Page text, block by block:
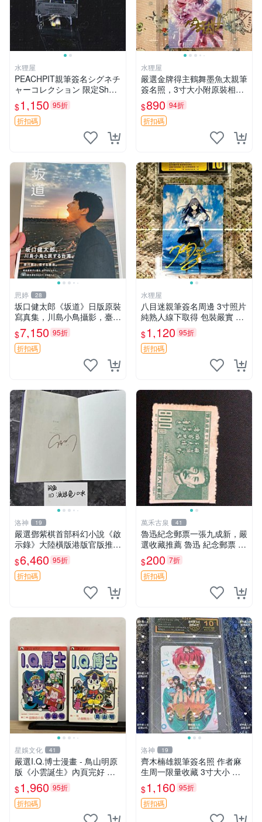
水狸屋
PEACHPIT親筆簽名シグネチ
ャーコレクション 限定Shug
o Chara周邊 精品線下面簽
簽名保真 原裝收藏 3寸照片
布框裝裱 シグネチャーカー
$1,150 95折
折扣碼
水狸屋
嚴選金牌得主鶴舞墨魚太親筆
簽名照，3寸大小附原裝相框
卡磚。收藏真跡推薦！周邊限
量版適合珍藏。 金メダリス
ト 鈦合金 照片簽名
$890 94折
折扣碼
思婷 28
坂口健太郎《坂道》日版原裝
寫真集，川島小鳥攝影，臺灣
旅行主題 簽名清晰 內頁乾淨
收藏推薦 輕鬆入手 坂道 日本
坂口健太郎
$7,150 95折
折扣碼
水狸屋
八目迷親筆簽名周邊 3寸照片
純熟人線下取得 包裝嚴實 原
裝卡磚附贈 夏へのトンネル
さよならの口 收藏版
$1,120 95折
折扣碼
洛神 19
嚴選鄧紫棋首部科幻小說《啟
示錄》大陸橫版港版官版推薦
科幻文學 簽名珍藏 啟示錄 鄧
紫棋 科幻
$6,460 95折
折扣碼
萬禾古泉 41
魯迅紀念郵票一張九成新，嚴
選收藏推薦 魯迅 紀念郵票 收
藏 票面
$200 7折
折扣碼
星娛文化 41
嚴選I.Q.博士漫畫 - 鳥山明原
版《小雲誕生》內頁完好 推
薦收藏 小雲冒險 畫集 漫畫
$1,960 95折
折扣碼
洛神 19
齊木楠雄親筆簽名照 作者麻
生周一限量收藏 3寸大小 面
簽正品實拍 照片收藏品 原裝
卡磚收藏家推薦 齊木楠雄 作
者麻生周一 簽名照收藏
$1,160 95折
折扣碼